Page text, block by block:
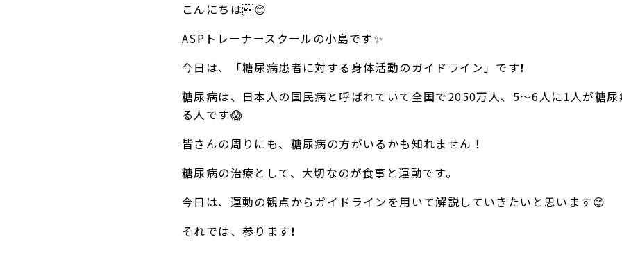
こんにちは😊
ASPトレーナースクールの小島です✨
今日は、「糖尿病患者に対する身体活動のガイドライン」です❗️
糖尿病は、日本人の国民病と呼ばれていて全国で2050万人、5〜6人に1人が糖
る人です😱
皆さんの周りにも、糖尿病の方がいるかも知れません！
糖尿病の治療として、大切なのが食事と運動です。
今日は、運動の観点からガイドラインを用いて解説していきたいと思います😊
それでは、参ります❗️